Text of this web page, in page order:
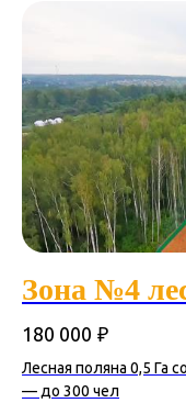
Зона №4
180 000 ₽
Лесная поляна 0,5 Га
— до 300 чел